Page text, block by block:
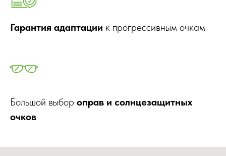
Гарантия адаптации к прогрессивным очкам
Большой выбор оправ и солнцезащитных
очков